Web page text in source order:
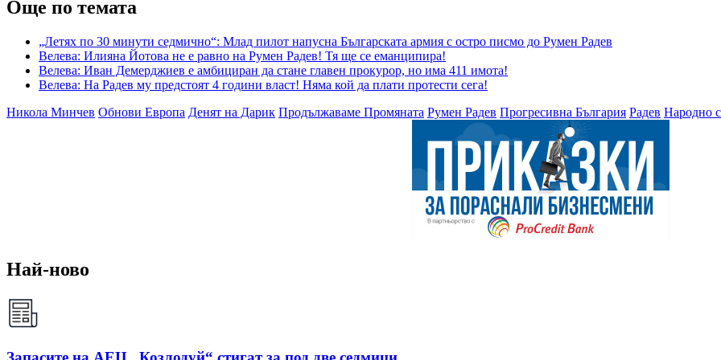
Още по темата
„Летях по 30 минути седмично“: Млад пилот напусна Българската армия с остро писмо до Румен Радев
Велева: Илияна Йотова не е равно на Румен Радев! Тя ще се еманципира!
Велева: Иван Демерджиев е амбициран да стане главен прокурор, но има 411 имота!
Велева: На Радев му предстоят 4 години власт! Няма кой да плати протести сега!
Никола Минчев Обнови Европа Денят на Дарик Продължаваме Промяната Румен Радев Прогресивна България Радев Народно
Най-ново